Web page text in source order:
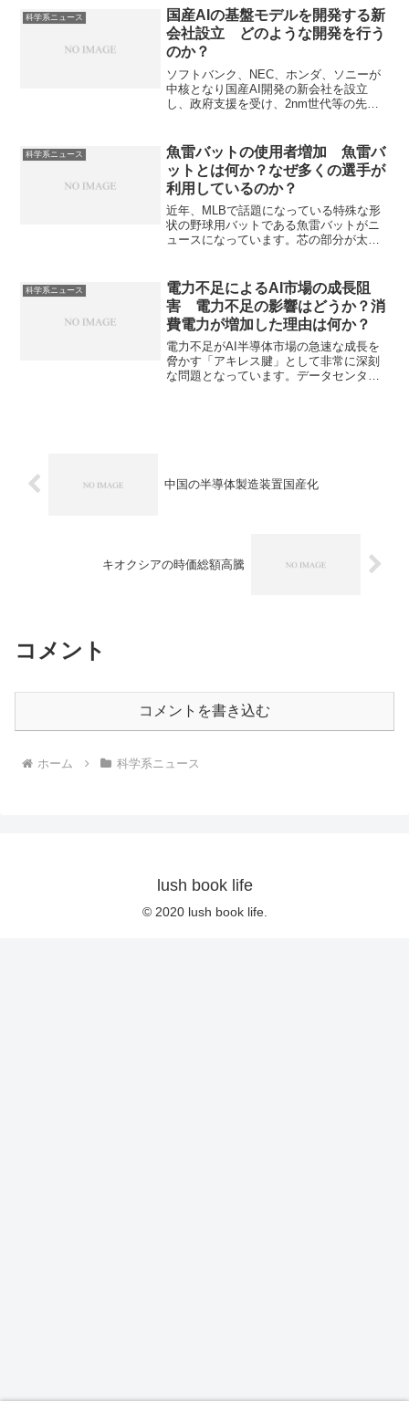
を集めています。水素還元法の内容、メ
リット、問題点やその解決方法について
知ることができます。
科学系ニュース
国産AIの基盤モデルを開発する新
会社設立 どのような開発を行う
のか？
ソフトバンク、NEC、ホンダ、ソニーが
中核となり国産AI開発の新会社を設立
し、政府支援を受け、2nm世代等の先端
設立したのか、各企業の役割は何か知る
ことができます。
科学系ニュース
魚雷バットの使用者増加 魚雷バ
ットとは何か？なぜ多くの選手が
利用しているのか？
近年、MLBで話題になっている特殊な形
状の野球用バットである魚雷バットがニ
ュースになっています。芯の部分が太
ールの向上が可能になると言われていま
す。なぜバッティングに良い影響がある
のか、バットのスイングに影響する慣性
モーメントとはなにかを知ることができ
ます。
科学系ニュース
電力不足によるAI市場の成長阻
害 電力不足の影響はどうか？消
費電力が増加した理由は何か？
電力不足がAI半導体市場の急速な成長を
脅かす「アキレス腱」として非常に深刻
な問題となっています。データセンター
中国の半導体製造装置国産化
キオクシアの時価総額高騰
コメント
コメントを書き込む
ホーム 科学系ニュース
lush book life
© 2020 lush book life.